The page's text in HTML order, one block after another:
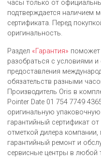
часы только от
подтверждается наличием
сертификата. Перед
оригинальность.
Раздел «Гарантия» поможет
разобраться с условиями
предоставления
обязательств разными
Производитель Oris в
Pointer Date 01 754 7749
оригинальную
гарантийный сертификат
отметкой дилера
гарантийный ремонт и
сервисные центры в любой